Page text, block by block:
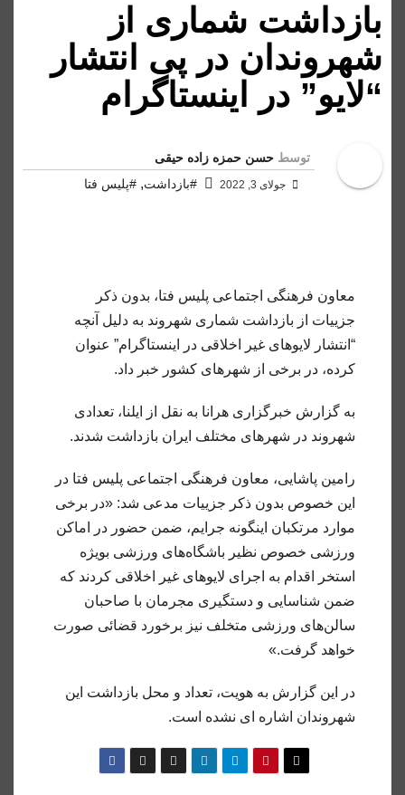
بازداشت شماری از
شهروندان در پی انتشار
“لایو” در اینستاگرام
توسط حسن حمزه زاده حیقی
جولای 3, 2022 #بازداشت, #پلیس فتا
معاون فرهنگی اجتماعی پلیس فتا، بدون ذکر
جزییات از بازداشت شماری شهروند به دلیل آنچه
“انتشار لایوهای غیر اخلاقی در اینستاگرام” عنوان
کرده، در برخی از شهرهای کشور خبر داد.
به گزارش خبرگزاری هرانا به نقل از ایلنا، تعدادی
شهروند در شهرهای مختلف ایران بازداشت شدند.
رامین پاشایی، معاون فرهنگی اجتماعی پلیس فتا در
این خصوص بدون ذکر جزییات مدعی شد: «در برخی
موارد مرتکبان اینگونه جرایم، ضمن حضور در اماکن
ورزشی خصوص نظیر باشگاه‌های ورزشی بویژه
استخر اقدام به اجرای لایوهای غیر اخلاقی کردند که
ضمن شناسایی و دستگیری مجرمان با صاحبان
سالن‌های ورزشی متخلف نیز برخورد قضائی صورت
خواهد گرفت.»
در این گزارش به هویت، تعداد و محل بازداشت این
شهروندان اشاره ای نشده است.